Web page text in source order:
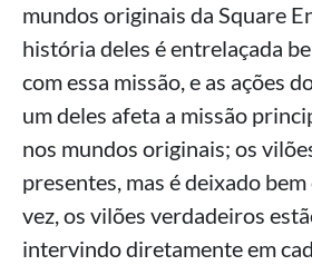
mundos originais da Square
história deles é entrelaçada
com essa missão, e as ações
um deles afeta a missão
nos mundos originais; os
presentes, mas é deixado
vez, os vilões verdadeiros
intervindo diretamente em